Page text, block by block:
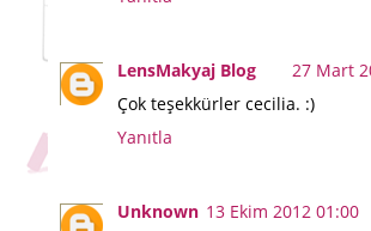
LensMakyaj Blog
27 Mart
Çok teşekkürler cecilia. :)
Yanıtla
Unknown 13 Ekim 2012 01:00